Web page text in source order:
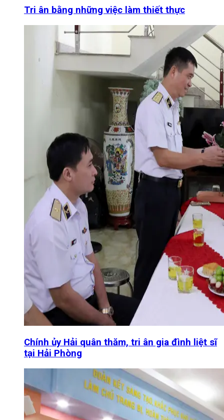
Tri ân bằng những việc làm thiết thực
Chính ủy Hải quân thăm, tri ân gia đình liệt sĩ
tại Hải Phòng